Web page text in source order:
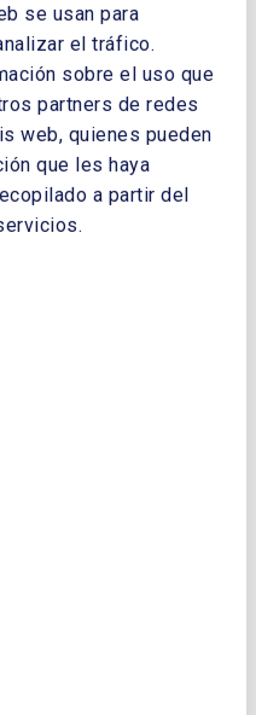
se usan para
el tráfico.
sobre el uso que
partners de redes
web, quienes pueden
que les haya
a partir del